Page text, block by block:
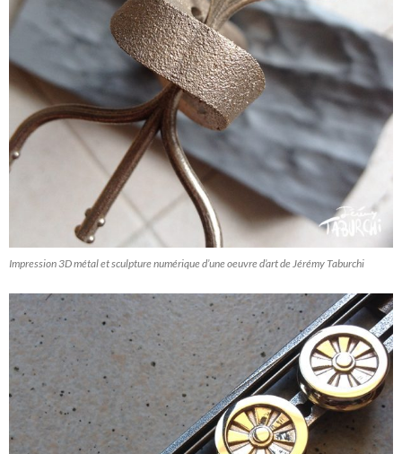
Impression 3D métal et sculpture numérique d’une oeuvre d’art de Jérémy Taburchi